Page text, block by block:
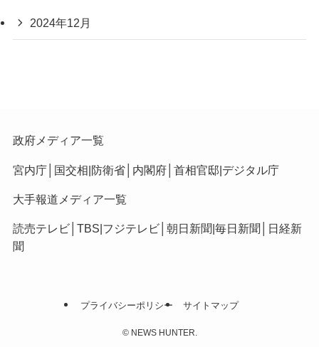
2024年12月
政府メディア一覧
宮内庁│ 国交相|防衛省│ 内閣府│ 首相官邸|デジタル庁
大手報道メディア一覧
読売テレビ│ TBS|フジテレビ│ 朝日新聞|毎日新聞
日経新
聞
プライバシーポリシー サイトマップ
©NEWS HUNTER.